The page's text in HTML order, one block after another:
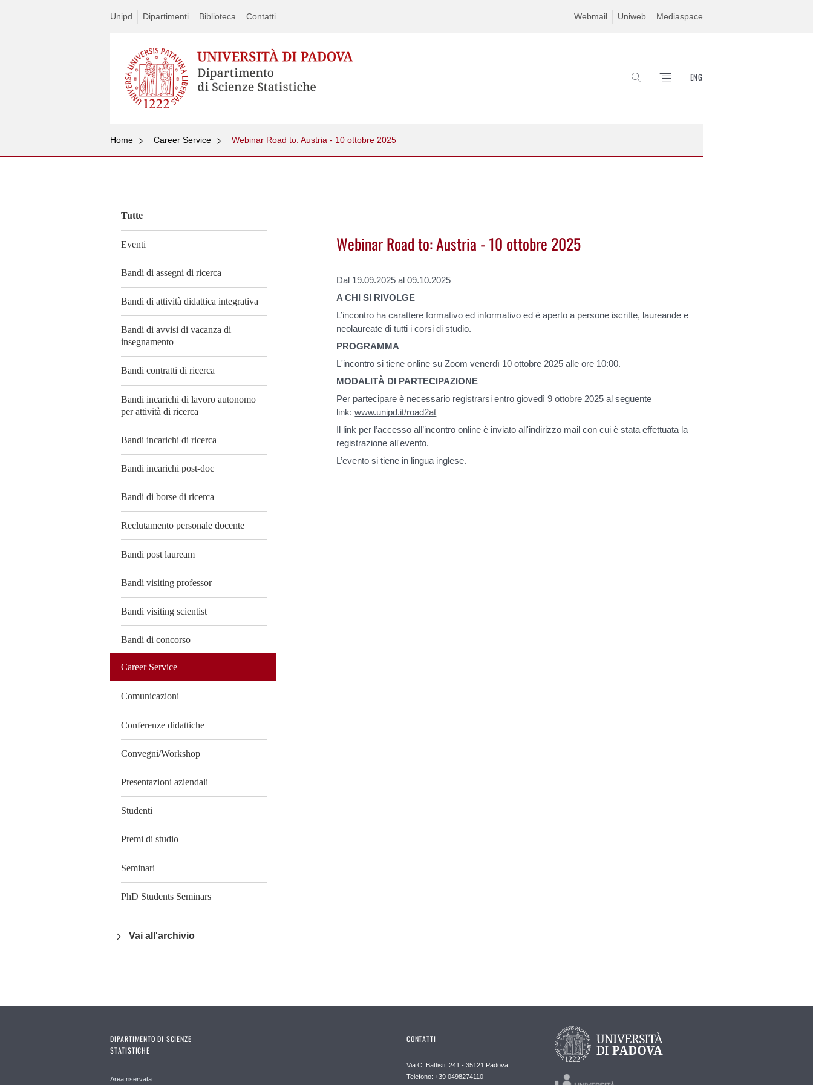
Unipd Dipartimenti Biblioteca Contatti Webmail Uniweb Mediaspace
ENG
Home Career Service Webinar Road to: Austria - 10 ottobre 2025
Tutte
Eventi
Bandi di assegni di ricerca
Bandi di attività didattica integrativa
Bandi di avvisi di vacanza di
insegnamento
Bandi contratti di ricerca
Bandi incarichi di lavoro autonomo
per attività di ricerca
Bandi incarichi di ricerca
Bandi incarichi post-doc
Bandi di borse di ricerca
Reclutamento personale docente
Bandi post lauream
Bandi visiting professor
Bandi visiting scientist
Bandi di concorso
Career Service
Comunicazioni
Conferenze didattiche
Convegni/Workshop
Presentazioni aziendali
Studenti
Premi di studio
Seminari
PhD Students Seminars
Vai all'archivio
Webinar Road to: Austria - 10 ottobre 2025
Dal 19.09.2025 al 09.10.2025
A CHI SI RIVOLGE
L’incontro ha carattere formativo ed informativo ed è aperto a persone iscritte, laureande e
neolaureate ditutti i corsi di studio.
PROGRAMMA
L'incontro si tiene online suZoom venerdì 10 ottobre 2025 alle ore 10:00.
MODALITÀ DI PARTECIPAZIONE
Per partecipare è necessario registrarsientro giovedì 9 ottobre 2025 al seguente
link:www.unipd.it/road2at
Il link per l’accesso all’incontro online è inviato all'indirizzo mail con cui è stata effettuata la
registrazione all'evento.
L’evento si tiene in lingua inglese.
DIPARTIMENTO DI SCIENZE
STATISTICHE
Area riservata
CONTATTI
Via C. Battisti, 241 - 35121 Padova
Telefono: +39 0498274110